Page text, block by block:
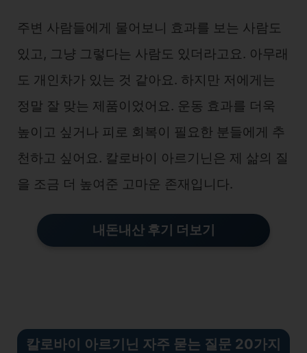
주변 사람들에게 물어보니 효과를 보는 사람도
있고, 그냥 그렇다는 사람도 있더라고요. 아무래
도 개인차가 있는 것 같아요. 하지만 저에게는
정말 잘 맞는 제품이었어요. 운동 효과를 더욱
높이고 싶거나 피로 회복이 필요한 분들에게 추
천하고 싶어요. 칼로바이 아르기닌은 제 삶의 질
을 조금 더 높여준 고마운 존재입니다.
내돈내산 후기 더보기
칼로바이 아르기닌 자주 묻는 질문 20가지